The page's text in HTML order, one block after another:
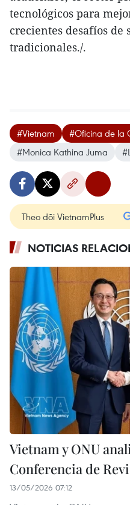
tecnológicos para
crecientes desafíos de
tradicionales./.
#Vietnam
#Oficina de la
#Monica Kathina Juma
Theo dõi VietnamPlus
NOTICIAS
Vietnam y ONU
Conferencia de
13/05/2026 07:12